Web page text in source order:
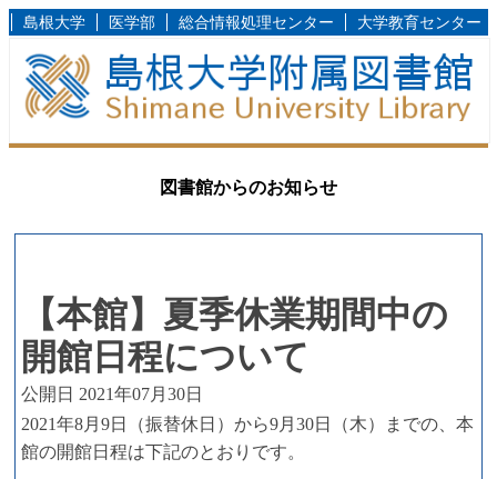
島根大学 医学部 総合情報処理センター 大学教育センター
図書館からのお知らせ
【本館】夏季休業期間中の
開館日程について
公開日 2021年07月30日
2021年8月9日（振替休日）から9月30日（木）までの、本
館の開館日程は下記のとおりです。